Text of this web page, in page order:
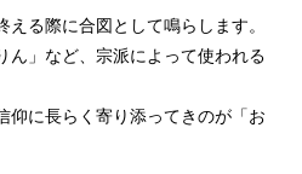
る際に合図として鳴らします。
ん」など、宗派によって使われる
仰に長らく寄り添ってきのが「お